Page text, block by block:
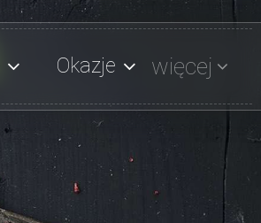
Okazje więcej